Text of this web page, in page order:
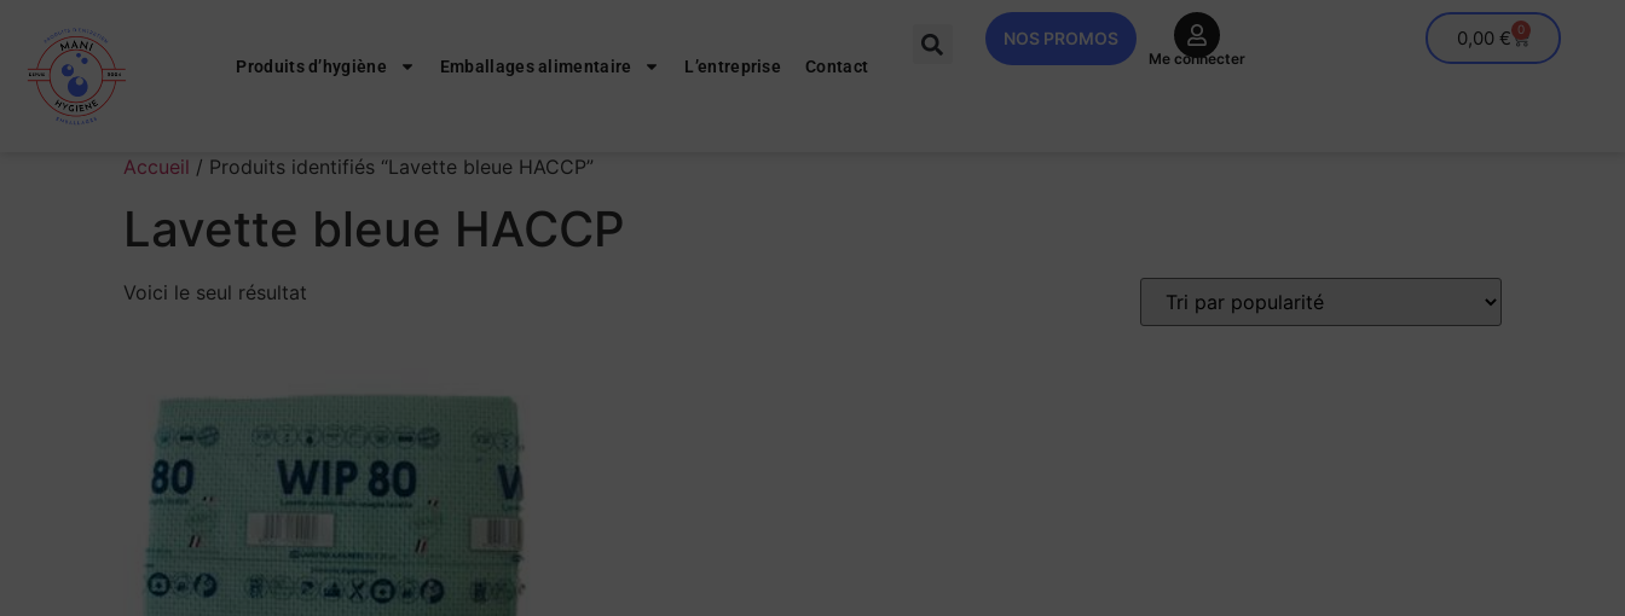
Produits d’hygiène Emballages alimentaire L’entreprise Contact
NOS PROMOS
Me connecter
0,00 € 0
Accueil / Produits identifiés “Lavette bleue HACCP”
Lavette bleue HACCP
Voici le seul résultat